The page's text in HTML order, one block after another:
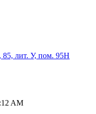
лит. У, пом. 95Н
AM